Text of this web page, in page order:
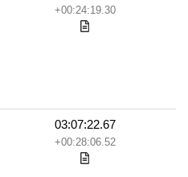
+00:24:19.30
03:07:22.67
+00:28:06.52